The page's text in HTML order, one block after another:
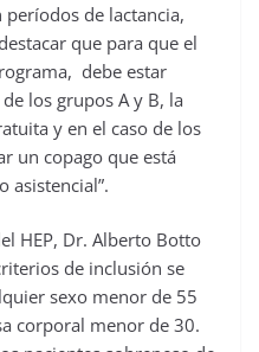
de lactancia,
que para que el
debe estar
los grupos A y B, la
y en el caso de los
un copago que está
asistencial”.
HEP, Dr. Alberto Botto
de inclusión se
sexo menor de 55
corporal menor de 30.